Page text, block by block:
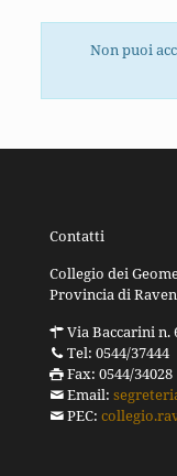
Non puoi
Contatti
Collegio dei
Provincia di
Via Baccarini n.
Tel: 0544/37444
Fax: 0544/34028
Email:
PEC: